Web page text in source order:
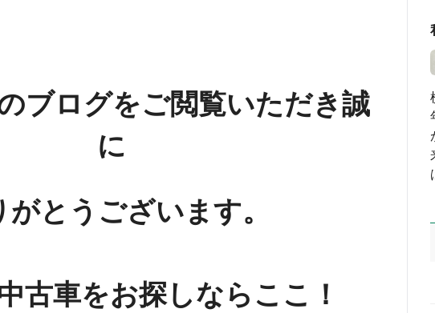
ブログをご閲覧いただき誠
に
がとうございます。
古車をお探しならここ！